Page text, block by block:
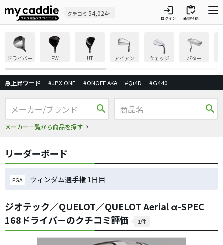
クチコミ 54,024件 login
ログイン
inventory
新規登録
ドライバー FW UT アイアン ウェッジ パター
急上昇ワード #JPX ONE #ONOFF AKA #Qi4D #G440
search
メーカー一覧から商品を探す
search
リーダーボード
PGA ウィンダム選手権 1日目
ジオテック／QUELOT／QUELOT Aerial α-SPEC
168ドライバーのクチコミ評価
1件